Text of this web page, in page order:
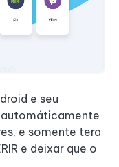
e seu
e somente tera
e deixar que o